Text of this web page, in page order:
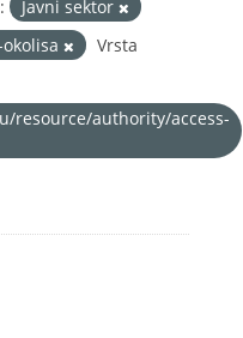
Javni sektor
Vrsta
resource/authority/access-